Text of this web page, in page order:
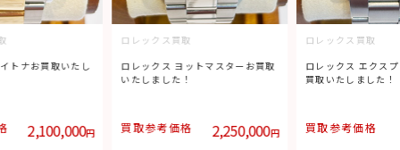
トナお買取いたし
2,100,000円
ロレックス買取
ロレックス ヨットマスターお買取
いたしました！
買取参考価格 2,250,000円
ロレックス買取
ロレックス エクス
買取いたしました！
買取参考価格